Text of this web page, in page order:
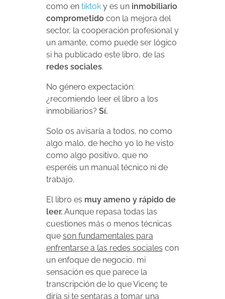
como en tiktoky es un inmobiliario
comprometido con la mejora del
sector, la cooperación profesional y
un amante, como puede ser lógico
si ha publicado este libro, de las
redes sociales.
No género expectación:
¿recomiendo leer el libro a los
inmobiliarios? Sí.
Solo os avisaría a todos, no como
algo malo, de hecho yo lo he visto
como algo positivo, que no
esperéis un manual técnico ni de
trabajo.
El libro es muy ameno y rápido de
leer.Aunque repasa todas las
cuestiones más o menos técnicas
que son fundamentales para
enfrentarse a las redes sociales con
un enfoque de negocio, mi
sensación es que parece la
transcripción de lo que Vicenç te
diría si te sentaras a tomar una